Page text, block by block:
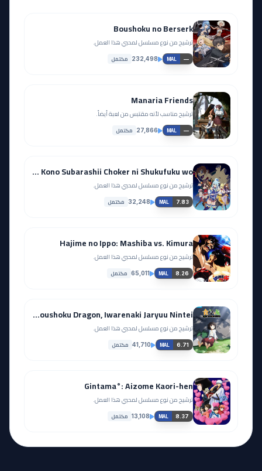
Boushoku no Berserk
ترشيح من نوع مسلسل لمحبي هذا العمل.
MAL —
232,498 مكتمل
Manaria Friends
ترشيح مناسب لأنه مقتبس من لعبة أيضاً.
MAL —
27,866 مكتمل
Kono Subarashii Sekai ni Shukufuku wo!: Kono Subarashii Choker ni Shukufuku wo!
ترشيح من نوع مسلسل لمحبي هذا العمل.
MAL 7.83
32,248 مكتمل
Hajime no Ippo: Mashiba vs. Kimura
ترشيح من نوع مسلسل لمحبي هذا العمل.
MAL 8.26
65,011 مكتمل
Yowai 5000-nen no Soushoku Dragon, Iwarenaki Jaryuu Nintei
ترشيح من نوع مسلسل لمحبي هذا العمل.
MAL 6.71
41,710 مكتمل
Gintama°: Aizome Kaori-hen
ترشيح من نوع مسلسل لمحبي هذا العمل.
MAL 8.37
13,108 مكتمل